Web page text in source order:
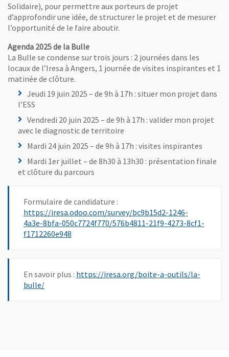
Solidaire), pour permettre aux porteurs de projet
d’approfondir une idée, de structurer le projet et de mesurer
l’opportunité de le faire aboutir.
Agenda 2025 de la Bulle
La Bulle se condense sur trois jours : 2 journées dans les
locaux de l’Iresa à Angers, 1 journée de visites inspirantes et 1
matinée de clôture.
Jeudi 19 juin 2025 – de 9h à 17h : situer mon projet dans
l’ESS
Vendredi 20 juin 2025 – de 9h à 17h : valider mon projet
avec le diagnostic de territoire
Mardi 24 juin 2025 – de 9h à 17h : visites inspirantes
Mardi 1er juillet – de 8h30 à 13h30 : présentation finale
et clôture du parcours
Formulaire de candidature :
https://iresa.odoo.com/survey/bc9b15d2-1246-
4a3e-8bfa-050c7724f770/576b4811-21f9-4273-8cf1-
f1712260e948
En savoir plus : https://iresa.org/boite-a-outils/la-
bulle/, Ouvre une nouvelle fenêtre